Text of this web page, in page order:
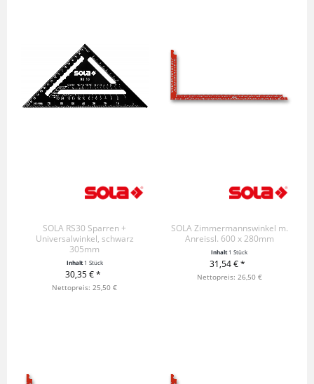
SOLA RS30 Sparren +
Universalwinkel, schwarz
305mm
Inhalt1 Stück
30,35 € *
+ IN DEN WARENKORB
Nettopreis: 25,50 €
SOLA Zimmermannswinkel m.
Anreissl. 600 x 280mm
Inhalt1 Stück
31,54 € *
+ IN DEN WARENKORB
Nettopreis: 26,50 €